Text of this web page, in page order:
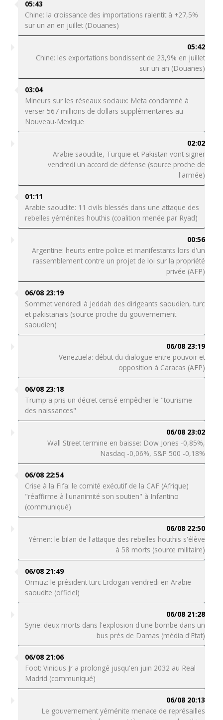
05:43
Chine: la croissance des importations ralentit à +27,5%
sur un an en juillet (Douanes)
05:42
Chine: les exportations bondissent de 23,9% en juillet
sur un an (Douanes)
03:04
Mineurs sur les réseaux sociaux: Meta condamné à
verser 567 millions de dollars supplémentaires au
Nouveau-Mexique
02:02
Arabie saoudite, Turquie et Pakistan vont signer
vendredi un accord de défense (source proche de
l'armée)
01:11
Arabie saoudite: 11 civils blessés dans une attaque des
rebelles yéménites houthis (coalition menée par Ryad)
00:56
Argentine: heurts entre police et manifestants lors d'un
rassemblement contre un projet de loi sur la propriété
privée (AFP)
06/08 23:19
Sommet vendredi à Jeddah des dirigeants saoudien, turc
et pakistanais (source proche du gouvernement
saoudien)
06/08 23:19
Venezuela: début du dialogue entre pouvoir et
opposition à Caracas (AFP)
06/08 23:18
Trump a pris un décret censé empêcher le "tourisme
des naissances"
06/08 23:02
Wall Street termine en baisse: Dow Jones -0,85%,
Nasdaq -0,06%, S&P 500 -0,18%
06/08 22:54
Crise à la Fifa: le comité exécutif de la CAF (Afrique)
"réaffirme à l'unanimité son soutien" à Infantino
(communiqué)
06/08 22:50
Yémen: le bilan de l'attaque des rebelles houthis s'élève
à 58 morts (source militaire)
06/08 21:49
Ormuz: le président turc Erdogan vendredi en Arabie
saoudite (officiel)
06/08 21:28
Syrie: deux morts dans l'explosion d'une bombe dans un
bus près de Damas (média d'Etat)
06/08 21:06
Foot: Vinicius Jr a prolongé jusqu'en juin 2032 au Real
Madrid (communiqué)
06/08 20:13
Le gouvernement yéménite menace de représailles